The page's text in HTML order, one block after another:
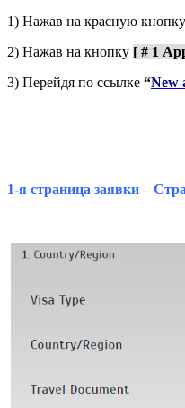
1) Нажав на красную кнопку
2) Нажав на кнопку [ # 1
3) Перейдя по ссылке “New
1-я страница заявки –